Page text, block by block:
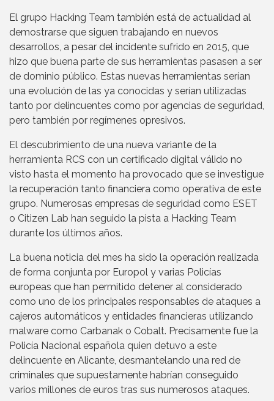
El grupo Hacking Team también está de actualidad al
demostrarse que siguen trabajando en nuevos
desarrollos, a pesar del incidente sufrido en 2015, que
hizo que buena parte de sus herramientas pasasen a ser
de dominio público. Estas nuevas herramientas serían
una evolución de las ya conocidas y serían utilizadas
tanto por delincuentes como por agencias de seguridad,
pero también por regímenes opresivos.
El descubrimiento de una nueva variante de la
herramienta RCS con un certificado digital válido no
visto hasta el momento ha provocado que se investigue
la recuperación tanto financiera como operativa de este
grupo. Numerosas empresas de seguridad como ESET
o Citizen Lab han seguido la pista a Hacking Team
durante los últimos años.
La buena noticia del mes ha sido la operación realizada
de forma conjunta por Europol y varias Policías
europeas que han permitido detener al considerado
como uno de los principales responsables de ataques a
cajeros automáticos y entidades financieras utilizando
malware como Carbanak o Cobalt. Precisamente fue la
Policía Nacional española quien detuvo a este
delincuente en Alicante, desmantelando una red de
criminales que supuestamente habrían conseguido
varios millones de euros tras sus numerosos ataques.